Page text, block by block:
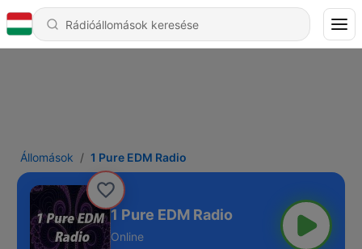
Állomások 1 Pure EDM Radio
1 Pure EDM Radio
Online